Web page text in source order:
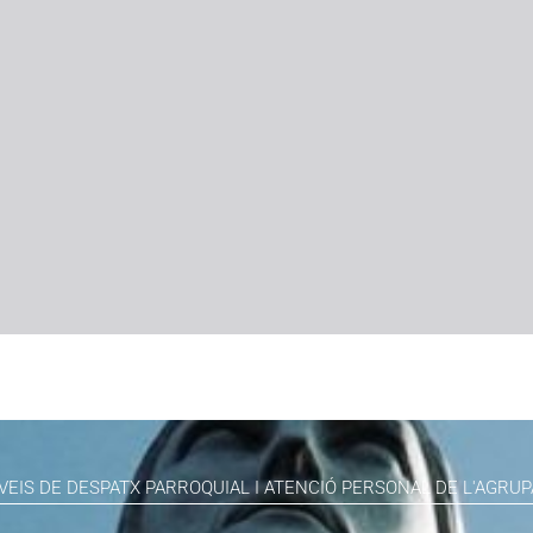
DE DESPATX PARROQUIAL I ATENCIÓ PERSONAL DE